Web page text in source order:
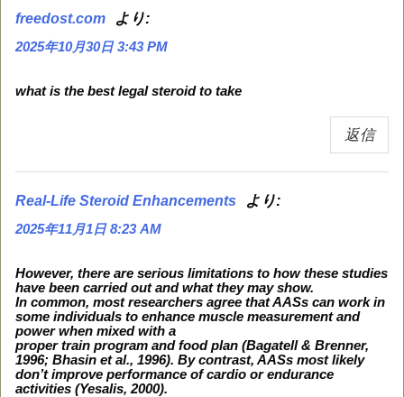
freedost.com より:
2025年10月30日 3:43 PM
what is the best legal steroid to take
返信
Real-Life Steroid Enhancements より:
2025年11月1日 8:23 AM
However, there are serious limitations to how these studies
have been carried out and what they may show.
In common, most researchers agree that AASs can work in
some individuals to enhance muscle measurement and
power when mixed with a
proper train program and food plan (Bagatell & Brenner,
1996; Bhasin et al., 1996). By contrast, AASs most likely
don’t improve performance of cardio or endurance
activities (Yesalis, 2000).